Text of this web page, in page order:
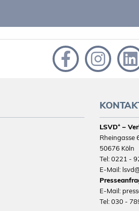
LSVD⁺ –
Rheingasse
50676 Köln
Tel: 0221 -
E-Mail:
E-Mail:
Tel: 030 -